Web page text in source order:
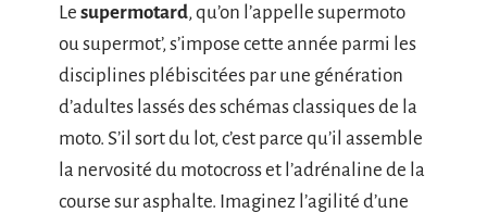
Le supermotard, qu’on l’appelle supermoto
ou supermot’, s’impose cette année parmi les
disciplines plébiscitées par une génération
d’adultes lassés des schémas classiques de la
moto. S’il sort du lot, c’est parce qu’il assemble
la nervosité du motocross et l’adrénaline de la
course sur asphalte. Imaginez l’agilité d’une